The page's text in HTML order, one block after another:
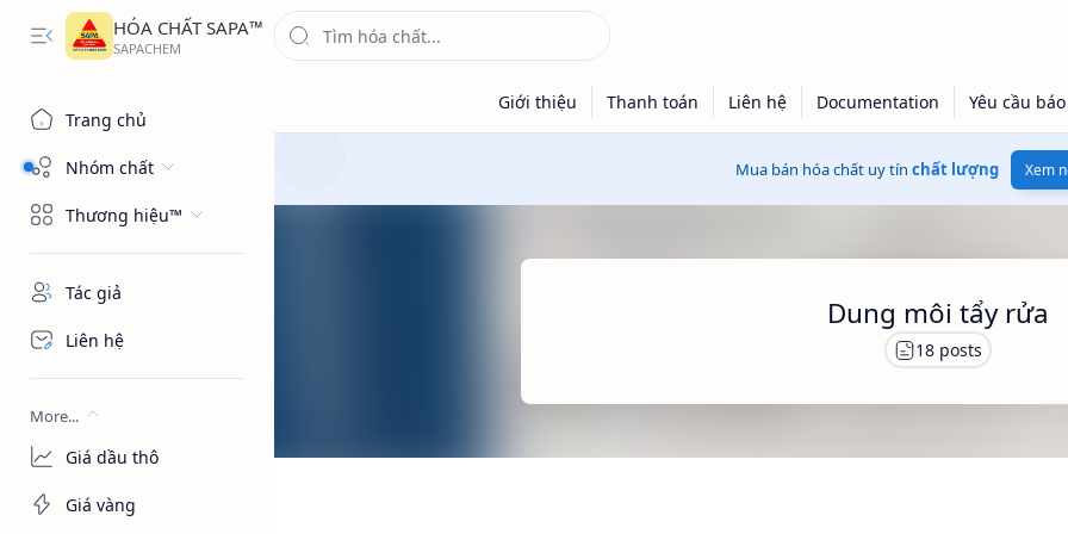
HÓA CHẤT SAPA™
Trang chủ
Nhóm chất
Thương hiệu™
Tác giả
Liên hệ
More...
Giá dầu thô
Giá vàng
Mua bán hóa chất uy tín chất lượng Xem
Dung môi tẩy rửa